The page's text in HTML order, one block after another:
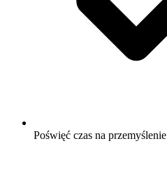
Poświęć czas na przemyślenie